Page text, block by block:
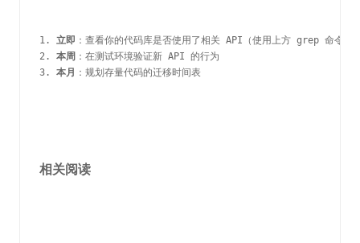
1. 立即 ：查看你的代码库是否使用了相关 API（使用上方 grep 命令）
2. 本周 ：在测试环境验证新 API 的行为
3. 本月 ：规划存量代码的迁移时间表
相关阅读